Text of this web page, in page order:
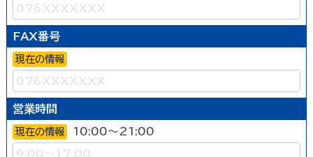
FAX番号
現在の情報
営業時間
現在の情報 10:00～21:00